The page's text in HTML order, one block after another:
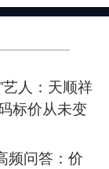
艺人：天顺祥
标价从未变
频问答：价